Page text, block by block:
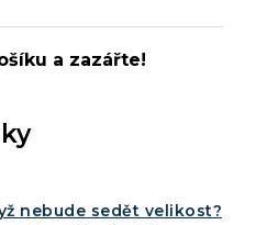
a zazářte!
nebude sedět velikost?